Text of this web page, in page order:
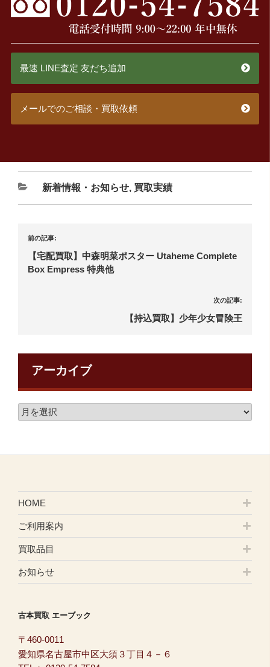
最速 LINE査定 友だち追加
メールでのご相談・買取依頼
新着情報・お知らせ, 買取実績
前の記事:
【宅配買取】中森明菜ポスター Utaheme Complete
Box Empress 特典他
次の記事:
【持込買取】少年少女冒険王
アーカイブ
HOME
ご利用案内
買取品目
お知らせ
古本買取 エーブック
〒460-0011
愛知県名古屋市中区大須３丁目４－６